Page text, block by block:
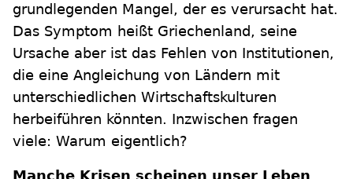
grundlegenden Mangel, der es verursacht hat.
Das Symptom heißt Griechenland, seine
Ursache aber ist das Fehlen von Institutionen,
die eine Angleichung von Ländern mit
unterschiedlichen Wirtschaftskulturen
herbeiführen könnten. Inzwischen fragen
viele: Warum eigentlich?
Manche Krisen scheinen unser Leben